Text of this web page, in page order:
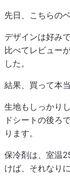
先日、こちらの
デザインは好み
比べてレビュー
した。
結果、買って本
生地もしっかり
ドシートの後ろ
ります。
保冷剤は、室温
けば、それなり